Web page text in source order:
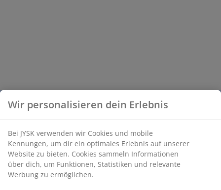
Wir personalisieren dein Erlebnis
Bei JYSK verwenden wir Cookies und mobile
Kennungen, um dir ein optimales Erlebnis auf unserer
Website zu bieten. Cookies sammeln Informationen
über dich, um Funktionen, Statistiken und relevante
Werbung zu ermöglichen.